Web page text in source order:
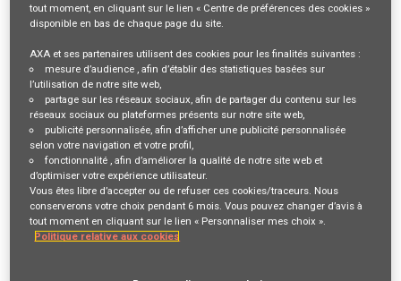
d’accidents corporels et qui met en œuvre la raison d’être d’AXA au
quotidien
Parce qu’il est obligatoire d’assurer ses biens, nos clients nous font
aussi confiance pour s’assurer eux-mêmes et leurs proches pour les
accidents de la vie courante
tout moment, en cliquant sur le lien « Centre de préférences des cookies »
disponible en bas de chaque page du site.
AXA et ses partenaires utilisent des cookies pour les finalités suivantes :
mesure d’audience , afin d’établir des statistiques basées sur
l’utilisation de notre site web,
partage sur les réseaux sociaux , afin de partager du contenu sur les
réseaux sociaux ou plateformes présents sur notre site web,
publicité personnalisée, afin d’afficher une publicité personnalisée
selon votre navigation et votre profil,
fonctionnalité , afin d’améliorer la qualité de notre site web et
d’optimiser votre expérience utilisateur.
Vous êtes libre d’accepter ou de refuser ces cookies/traceurs. Nous
conserverons votre choix pendant 6 mois. Vous pouvez changer d’avis à
tout moment en cliquant sur le lien « Personnaliser mes choix ».
Politique relative aux cookies